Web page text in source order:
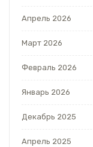
Апрель 2026
Март 2026
Февраль 2026
Январь 2026
Декабрь 2025
Апрель 2025